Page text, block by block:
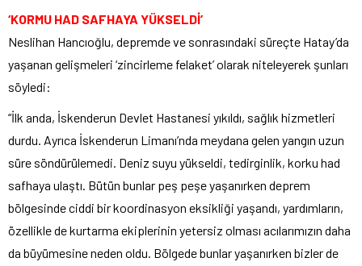
‘KORMU HAD SAFHAYA YÜKSELDİ’
Neslihan Hancıoğlu, depremde ve sonrasındaki süreçte Hatay’da
yaşanan gelişmeleri ‘zincirleme felaket’ olarak niteleyerek şunları
söyledi:
“İlk anda, İskenderun Devlet Hastanesi yıkıldı, sağlık hizmetleri
durdu. Ayrıca İskenderun Limanı’nda meydana gelen yangın uzun
süre söndürülemedi. Deniz suyu yükseldi, tedirginlik, korku had
safhaya ulaştı. Bütün bunlar peş peşe yaşanırken deprem
bölgesinde ciddi bir koordinasyon eksikliği yaşandı, yardımların,
özellikle de kurtarma ekiplerinin yetersiz olması acılarımızın daha
da büyümesine neden oldu. Bölgede bunlar yaşanırken bizler de